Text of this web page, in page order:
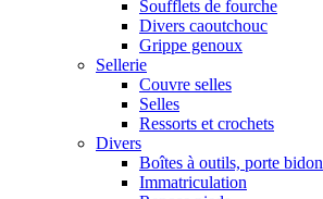
Soufflets de fourche
Divers caoutchouc
Grippe genoux
Sellerie
Couvre selles
Selles
Ressorts et crochets
Divers
Boîtes à outils, porte bidon
Immatriculation